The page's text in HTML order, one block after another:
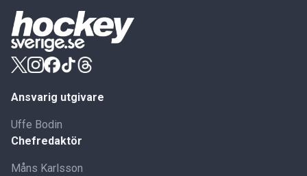
Ansvarig utgivare
Uffe Bodin
Chefredaktör
Måns Karlsson